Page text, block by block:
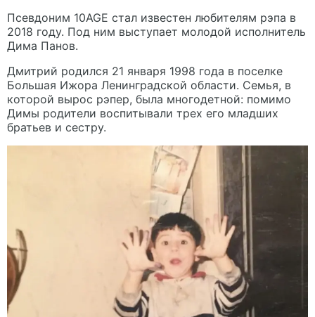
Псевдоним 10AGE стал известен любителям рэпа в
2018 году. Под ним выступает молодой исполнитель
Дима Панов.
Дмитрий родился 21 января 1998 года в поселке
Большая Ижора Ленинградской области. Семья, в
которой вырос рэпер, была многодетной: помимо
Димы родители воспитывали трех его младших
братьев и сестру.